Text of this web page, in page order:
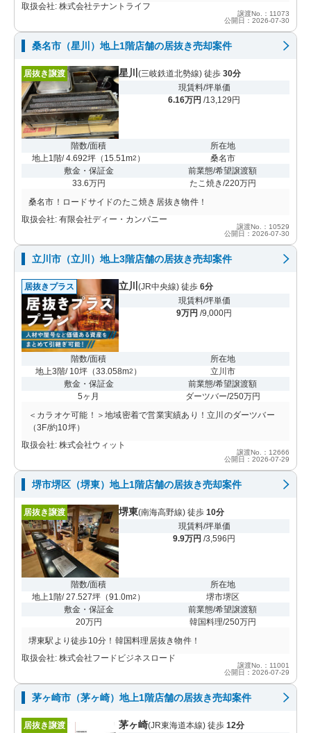
取扱会社: 株式会社テナントライフ
譲渡No.：11073
公開日：2026-07-30
桑名市（星川）地上1階店舗の居抜き売却案件
居抜き譲渡 星川 (三岐鉄道北勢線) 徒歩 30分
現賃料/坪単価
6.16万円 /13,129円
階数/面積
地上1階/ 4.692坪 （ 15.51m2 ）
所在地
桑名市
敷金・保証金
33.6万円
前業態/希望譲渡額
たこ焼き/220万円
桑名市！ロードサイドのたこ焼き居抜き物件！
取扱会社: 有限会社ディー・カンパニー
譲渡No.：10529
公開日：2026-07-30
立川市（立川）地上3階店舗の居抜き売却案件
居抜きプラス 立川 (JR中央線) 徒歩 6分
現賃料/坪単価
9万円 /9,000円
階数/面積
地上3階/ 10坪 （33.058m2 ）
所在地
立川市
敷金・保証金
5ヶ月
前業態/希望譲渡額
ダーツバー/250万円
＜カラオケ可能！＞地域密着で営業実績あり！立川のダーツバー
（3F/約10坪）
取扱会社: 株式会社ウィット
譲渡No.：12666
公開日：2026-07-29
堺市堺区（堺東）地上1階店舗の居抜き売却案件
居抜き譲渡 堺東(南海高野線) 徒歩 10分
現賃料/坪単価
9.9万円 /3,596円
階数/面積
地上1階/ 27.527坪 （91.0m2 ）
所在地
堺市堺区
敷金・保証金
20万円
前業態/希望譲渡額
韓国料理/250万円
堺東駅より徒歩10分！韓国料理居抜き物件！
取扱会社: 株式会社フードビジネスロード
譲渡No.：11001
公開日：2026-07-29
茅ヶ崎市（茅ヶ崎）地上1階店舗の居抜き売却案件
居抜き譲渡 茅ヶ崎(JR東海道本線) 徒歩 12分